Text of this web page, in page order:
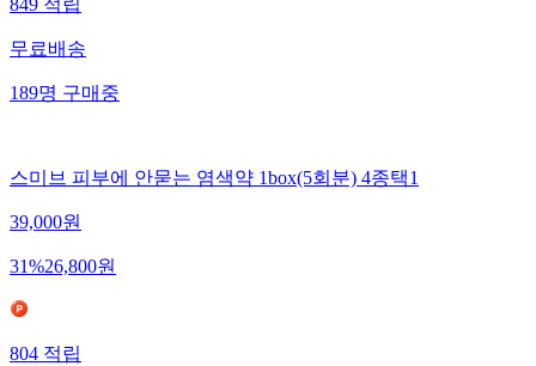
849적립
무료배송
189명구매중
스미브 피부에 안묻는 염색약 1box(5회분) 4종택1
39,000원
31%26,800원
804적립